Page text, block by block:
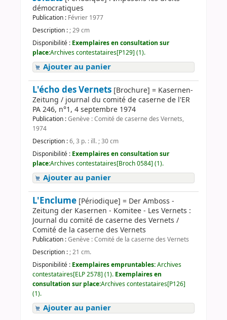
démocratiques
Publication : Février 1977
Description :; 29 cm
Disponibilité : Exemplaires en consultation sur
place:Archives contestataires[P129] (1).
Ajouter au panier
L'écho des Vernets [Brochure] = Kasernen-
Zeitung / journal du comité de caserne de l'ER
PA 246, n°1, 4 septembre 1974
Publication :Genève : Comité de caserne des Vernets,
1974
Description :6, 3 p. : ill. ; 30 cm
Disponibilité : Exemplaires en consultation sur
place:Archives contestataires[Broch 0584] (1).
Ajouter au panier
L'Enclume [Périodique] = Der Amboss -
Zeitung der Kasernen - Komitee - Les Vernets :
Journal du comité de caserne des Vernets /
Comité de la caserne des Vernets
Publication :Genève : Comité de la caserne des Vernets
Description :; 21 cm.
Disponibilité : Exemplaires empruntables:Archives
contestataires[ELP 2578] (1). Exemplaires en
consultation sur place:Archives contestataires[P126]
(1).
Ajouter au panier